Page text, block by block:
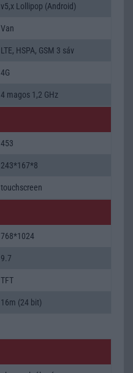
v5,x Lollipop (Android)
Van
LTE, HSPA, GSM 3 sáv
4G
4 magos 1,2 GHz
453
243*167*8
touchscreen
768*1024
9.7
TFT
16m (24 bit)